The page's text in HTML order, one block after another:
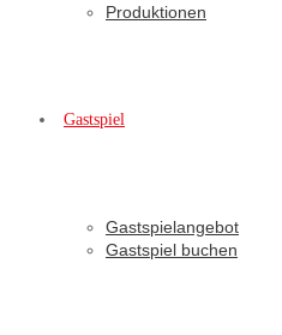
Produktionen
Gastspiel
Gastspielangebot
Gastspiel buchen